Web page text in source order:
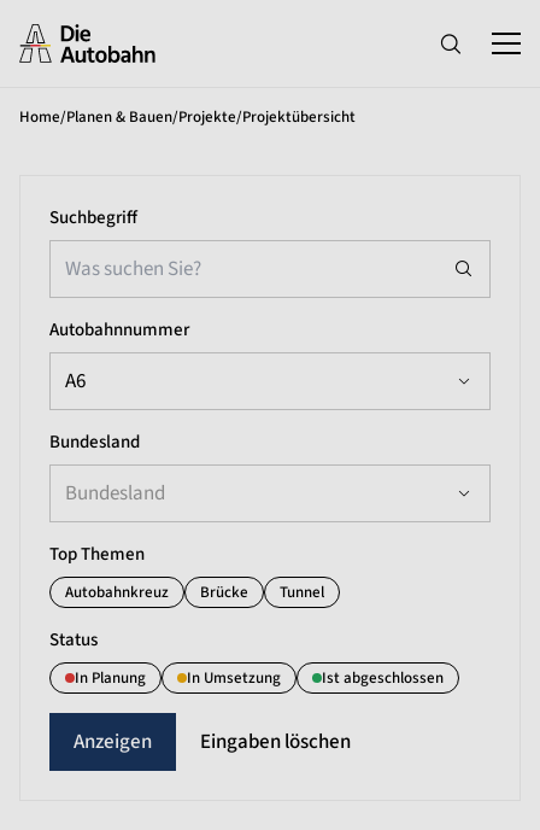
Home/Planen & Bauen/Projekte/Projektübersicht
Suchbegriff
Autobahnnummer
A6
Bundesland
Bundesland
Top Themen
Autobahnkreuz Brücke Tunnel
Status
In Planung In Umsetzung Ist abgeschlossen
Eingaben löschen